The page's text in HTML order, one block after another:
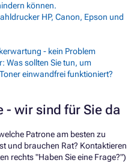
können.
HP, Canon, Epson und
- kein Problem
Was sollten Sie tun, um
einwandfrei funktioniert?
- wir sind für Sie da
Patrone am besten zu
und brauchen Rat? Kontaktieren
rechts "Haben Sie eine Frage?")